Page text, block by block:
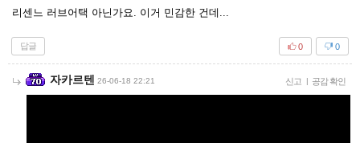
리센느 러브어택 아닌가요. 이거 민감한 건데...
답글 0
0
자카르텐 26-06-18 22:21 신고 | 공감 확인